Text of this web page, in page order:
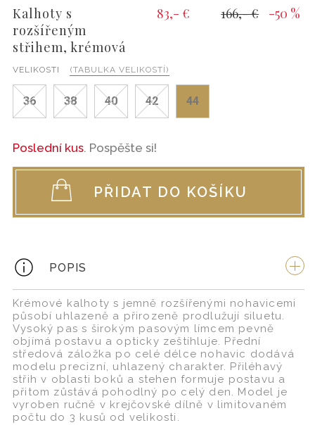
Kalhoty s
rozšířeným
střihem, krémová
83,- € 166,- € -50 %
VELIKOSTI (TABULKA VELIKOSTÍ)
36 38 40 42 44
Poslední kus. Pospěšte si!
PŘIDAT DO KOŠÍKU
POPIS
Krémové kalhoty s jemně rozšířenými nohavicemi
působí uhlazeně a přirozeně prodlužují siluetu.
Vysoký pas s širokým pasovým límcem pevně
objímá postavu a opticky zeštíhluje. Přední
středová záložka po celé délce nohavic dodává
modelu precizní, uhlazený charakter. Přiléhavý
střih v oblasti boků a stehen formuje postavu a
přitom zůstává pohodlný po celý den. Model je
vyroben ručně v krejčovské dílně v limitovaném
počtu do 3 kusů od velikosti.